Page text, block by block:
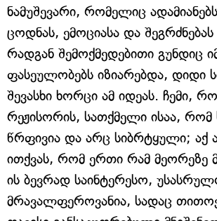
ნამუშევარი, რომელიც
ცოდნას, ემოციასა და შეგრძნებას
რადგან შემოქმედებითი გუნდიც
ფასეულობებს იზიარებდა, დიდი
შევასხი ხორცი ამ იდეას. ჩემი,
რეჟისორის, სათქმელი ისაა, რომ
წრფივია და არც სიბრტყული; აქ
ითქვას, რომ ერთი რამ მეორეზე
ის ბევრად საინტერესო,
მრავალფეროვანია, სადაც